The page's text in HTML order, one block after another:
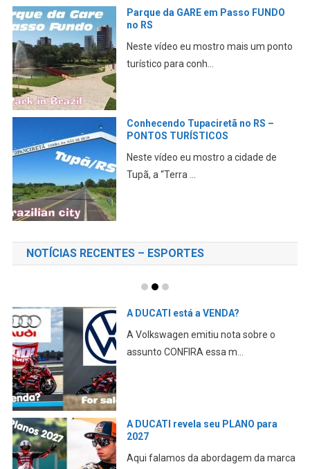
Parque da GARE em Passo FUNDO
no RS
Neste vídeo eu mostro mais um ponto
turístico para conh...
Conhecendo Tupaciretã no RS –
PONTOS TURÍSTICOS
Neste vídeo eu mostro a cidade de
Tupã, a “Terra ...
NOTÍCIAS RECENTES – ESPORTES
A DUCATI está a VENDA?
A Volkswagen emitiu nota sobre o
assunto CONFIRA essa m...
A DUCATI revela seu PLANO para
2027
Aqui falamos da abordagem da marca